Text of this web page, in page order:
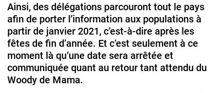
Ainsi, des délégations parcouront tout le pays
afin de porter l’information aux populations à
partir de janvier 2021, c’est-à-dire après les
fêtes de fin d’année. Et c’est seulement à ce
moment là qu’une date sera arrêtée et
communiquée quant au retour tant attendu du
Woody de Mama.